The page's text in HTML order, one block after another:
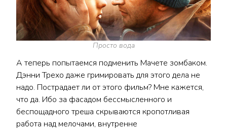
Просто вода
А теперь попытаемся подменить Мачете зомбаком.
Дэнни Трехо даже гримировать для этого дела не
надо. Пострадает ли от этого фильм? Мне кажется,
что да. Ибо за фасадом бессмысленного и
беспощадного треша скрываются кропотливая
работа над мелочами, внутренне